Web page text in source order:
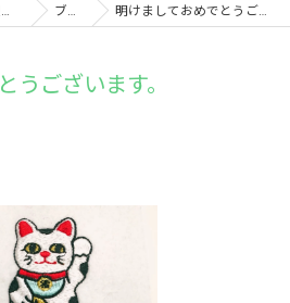
刺繍のオーダーなら有限会社福田商店 ブログ 明けましておめでとうございます。
うございます。